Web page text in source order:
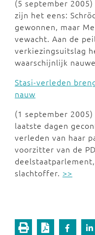
(5 september
zijn het eens:
gewonnen, maar
vewacht. Aan de
verkiezingsuitslag
waarschijnlijk
Stasi-verleden
nauw
(1 september
laatste dagen
verleden van haar
voorzitter van de
slachtoffer. >>